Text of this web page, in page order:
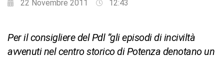
22 Novembre 2011 12:43
Per il consigliere del Pdl ”gli episodi di inciviltà
avvenuti nel centro storico di Potenza denotano un